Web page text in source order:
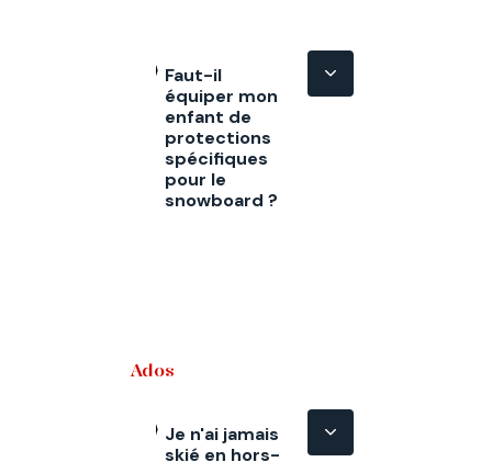
Faut-il
équiper mon
enfant de
protections
spécifiques
pour le
snowboard ?
Ados
Je n'ai jamais
skié en hors-